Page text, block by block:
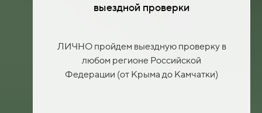
выездной проверки
ЛИЧНО пройдем выездную проверку в
любом регионе Российской
Федерации (от Крыма до Камчатки)